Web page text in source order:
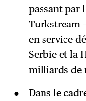
passant par
Turkstream
en service
Serbie et la
milliards de
Dans le